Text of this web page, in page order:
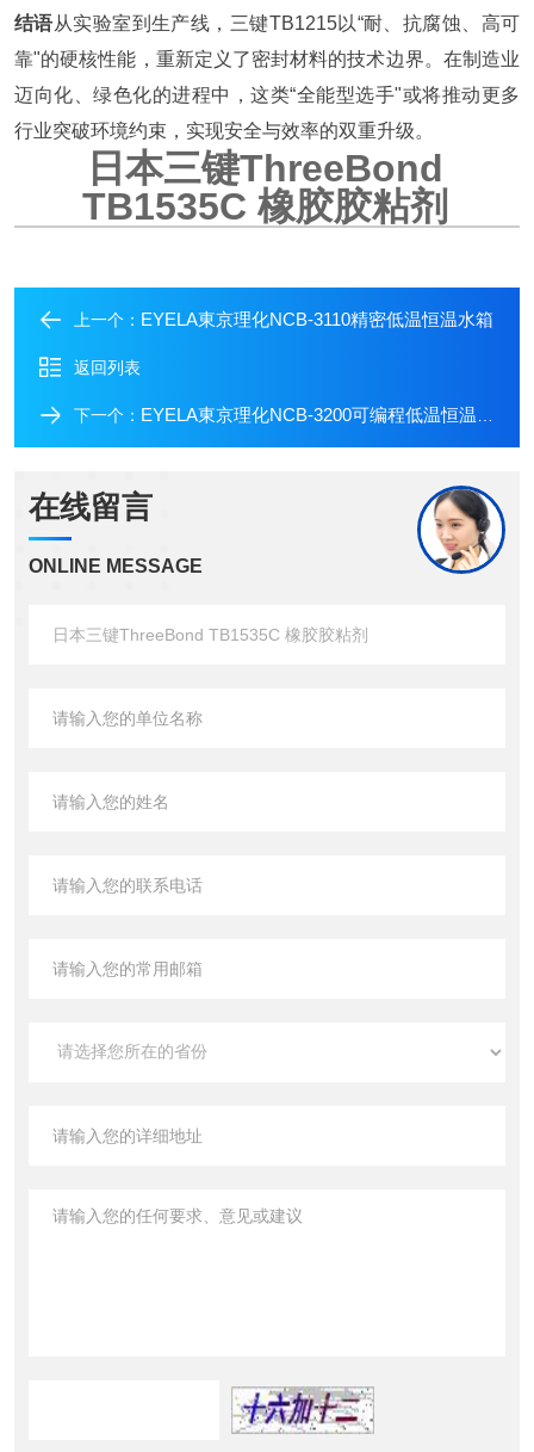
结语从实验室到生产线，三键TB1215以“耐、抗腐蚀、高可
靠"的硬核性能，重新定义了密封材料的技术边界。在制造业
迈向化、绿色化的进程中，这类“全能型选手"或将推动更多
行业突破环境约束，实现安全与效率的双重升级。
日本三键ThreeBond
TB1535C 橡胶胶粘剂
上一个： EYELA東京理化NCB-3110精密低温恒温水箱
返回列表
下一个： EYELA東京理化NCB-3200可编程低温恒温水箱
在线留言
ONLINE MESSAGE